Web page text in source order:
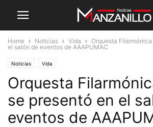
Home Noticias Vida
Orquesta
el salón de eventos de AAAPUMAC
Noticias Vida
Orquesta
se presentó en el
eventos de